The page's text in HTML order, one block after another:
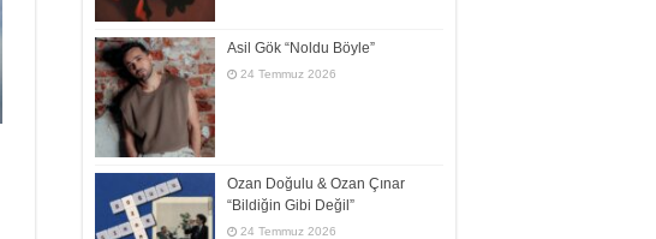
Asil Gök “Noldu Böyle”
24 Temmuz 2026
Ozan Doğulu & Ozan Çınar
“Bildiğin Gibi Değil”
24 Temmuz 2026